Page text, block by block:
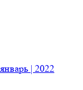
январь | 2022